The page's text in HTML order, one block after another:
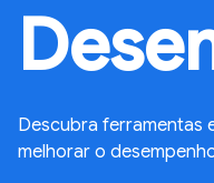
Descubra ferramentas
melhorar o